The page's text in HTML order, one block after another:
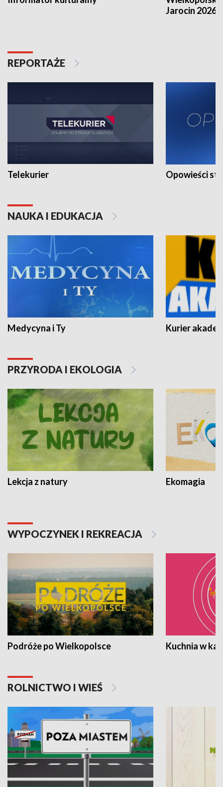
Jarocin 2026
REPORTAŻE
Telekurier Opowieści
NAUKA I EDUKACJA
Medycyna i Ty Kurier
PRZYRODA I EKOLOGIA
Lekcja z natury Ekomagia
WYPOCZYNEK I REKREACJA
Podróże po Wielkopolsce Kuchnia w
ROLNICTWO I WIEŚ